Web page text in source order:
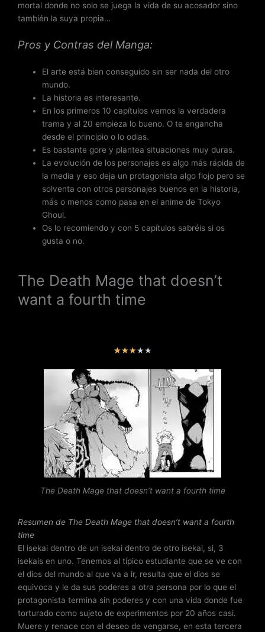
mortal donde no solo se juega la vida de su acosador sino
también la suya propia…
Pros y Contras del Manga:
El arte está bien conseguido sin ser nada del otro
mundo.
La historia es interesante.
En los primeros 10 capítulos vemos la verdadera
trama y al 20 empieza lo bueno. O te engancha
desde el principio o lo odias.
Es bastante gore y plantea situaciones muy duras.
La evolución de los personajes es algo más rápida de
la media y eso deja un protagonista algo flojo pero se
solventa con otros personajes buenos en la historia,
más o menos como pasa en el anime de Tokyo
Ghoul.
Os lo recomiendo y con 5 capítulos sabréis si os
gusta o no.
The Death Mage that doesn’t
want a fourth time
★★★★★V
o
d
o
c
o
n
3
e
The Death Mage that doesn’t want a fourth time
Resumen de The Death Mage that doesn’t want a fourth
time
El isekai dentro de un isekai dentro de otro isekai, si, 3
isekais en uno. Tenemos al típico estudiante que se ve con
el dios del mundo al que va a ir, resulta que el dios se
equivoca y le da sus poderes a otra persona por lo que el
protagonista termina sin poderes y con una vida donde fue
torturado como sujeto de experimentos por 20 años casi.
Muere y renace con el deseo de vengarse, en esta tercera